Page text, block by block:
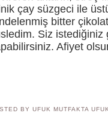
çay süzgeci ile
bitter
Siz istediğiniz
Afiyet
BY UFUK MUTFAKTA